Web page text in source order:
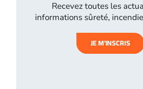
Recevez toutes les
informations sûreté,
JE M’INSCRIS